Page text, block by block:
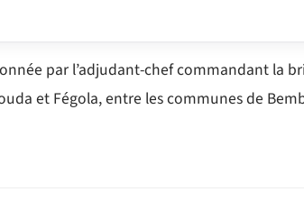
par l’adjudant-chef commandant la
et Fégola, entre les communes de